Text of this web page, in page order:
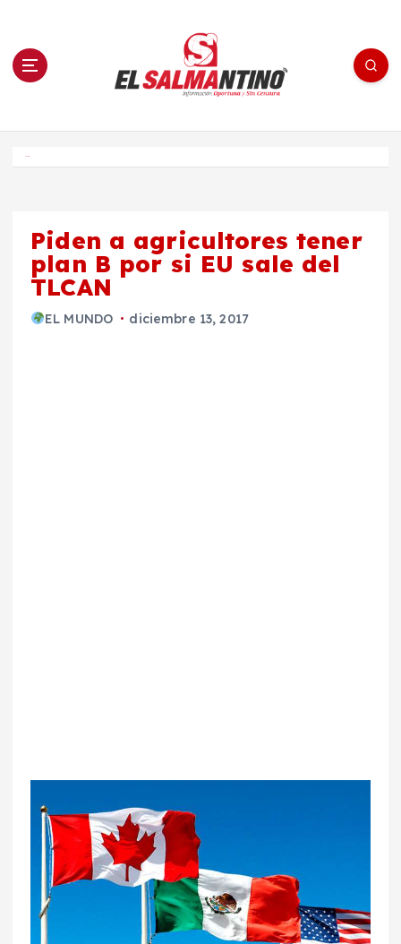
n El Salmantino - medios/noticias/editorial
Piden a agricultores tener
plan B por si EU sale del
TLCAN
EL MUNDO diciembre 13, 2017